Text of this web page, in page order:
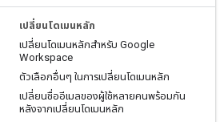
เปลี่ยนโดเมนหลัก
เปลี่ยนโดเมนหลักสำหรับ Google
Workspace
ตัวเลือกอื่นๆ ในการเปลี่ยนโดเมนหลัก
เปลี่ยนชื่ออีเมลของผู้ใช้หลายคนพร้อมกัน
หลังจากเปลี่ยนโดเมนหลัก